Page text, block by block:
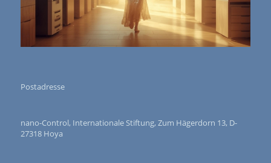
Postadresse
nano-Control, Internationale Stiftung, Zum Hägerdorn 13, D-
27318 Hoya